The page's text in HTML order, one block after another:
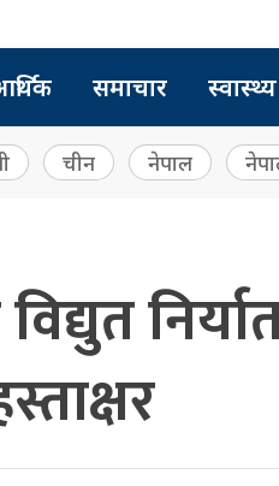
समाचार स्वास्थ्य
चीन नेपाल